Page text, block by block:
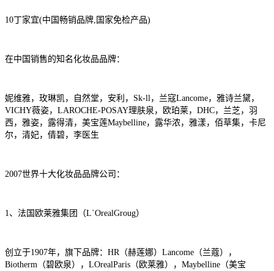
10丁家宜(中国畅销品牌,国家免检产品)
在中国销售的知名化妆品品牌：
妮维雅，玫琳凯，自然堂，安利，Sk-ll，兰寇Lancome，雅诗兰黛，
VICHY薇姿，LAROCHE-POSAY理肤泉，欧珀莱，DHC，兰芝，羽
西，雅姿，露得清，美宝莲Maybelline，露华浓，雅漾，佰草集，卡尼
尔，清妃，倩碧，李医生
2007世界十大化妆品品牌公司：
1、法国欧莱雅集团（L`OrealGroug）
创立于1907年，旗下品牌：HR（赫莲娜）Lancome（兰蔻），
Biotherm（碧欧泉），LOrealParis（欧莱雅），Maybelline（美宝